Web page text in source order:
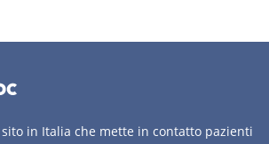
in Italia che mette in contatto pazienti